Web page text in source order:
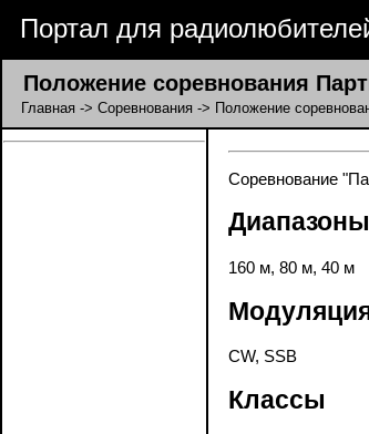
Портал для
Положение соревнования
Главная -> Соревнования -> Положение
Соревнование
Диапазоны
160 м, 80 м, 40 м
CW, SSB
Классы